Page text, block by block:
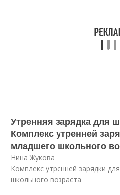
Утренняя зарядка для
Комплекс утренней
младшего школьного
Нина Жукова
Комплекс утренней зарядки
школьного возраста